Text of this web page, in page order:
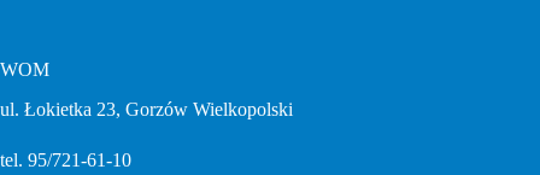
WOM
ul. Łokietka 23, Gorzów Wielkopolski
tel. 95/721-61-10